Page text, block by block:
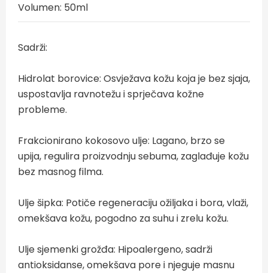
Volumen: 50ml
Sadrži:
Hidrolat borovice: Osvježava kožu koja je bez sjaja,
uspostavlja ravnotežu i sprječava kožne
probleme.
Frakcionirano kokosovo ulje: Lagano, brzo se
upija, regulira proizvodnju sebuma, zaglađuje kožu
bez masnog filma.
Ulje šipka: Potiče regeneraciju ožiljaka i bora, vlaži,
omekšava kožu, pogodno za suhu i zrelu kožu.
Ulje sjemenki grožđa: Hipoalergeno, sadrži
antioksidanse, omekšava pore i njeguje masnu